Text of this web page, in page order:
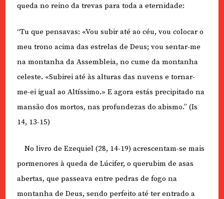
queda no reino da trevas para toda a eternidade:
“Tu que pensavas: «Vou subir até ao céu, vou colocar o
meu trono acima das estrelas de Deus; vou sentar-me
na montanha da Assembleia, no cume da montanha
celeste. «Subirei até às alturas das nuvens e tornar-
me-ei igual ao Altíssimo.» E agora estás precipitado na
mansão dos mortos, nas profundezas do abismo.” (Is
14, 13-15)
No livro de Ezequiel (28, 14-19) acrescentam-se mais
pormenores à queda de Lúcifer, o querubim de asas
abertas, que passeava entre pedras de fogo na
montanha de Deus, sendo perfeito até ter entrado a